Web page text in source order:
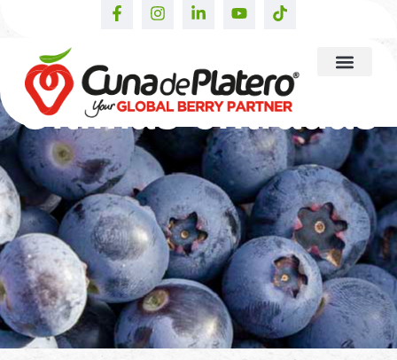
Últimas entradas